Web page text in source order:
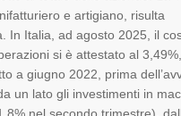
e artigiano, risulta
In Italia, ad agosto 2025, il
si è attestato al
a giugno 2022, prima
un lato gli investimenti in